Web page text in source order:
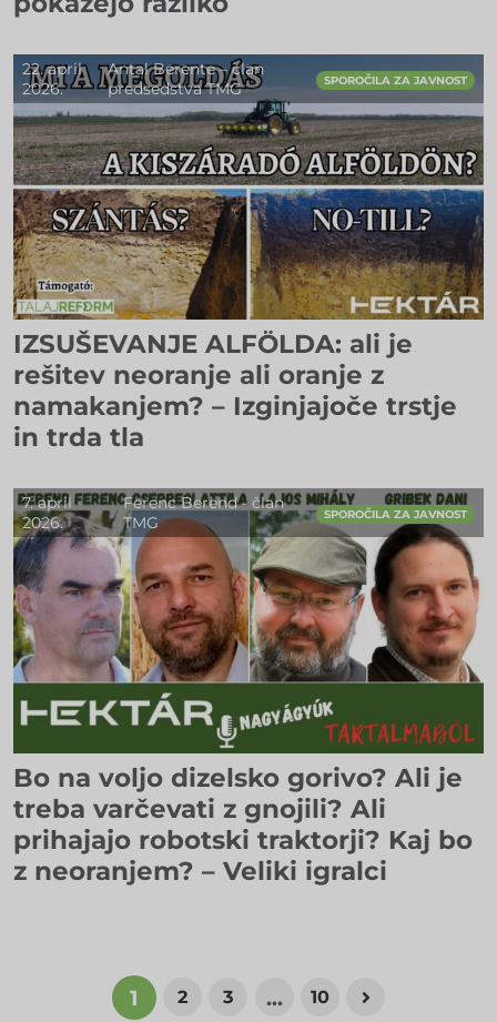
22. april
2026.
Antal Berente – član
predsedstva TMG
SPOROČILA ZA JAVNOST
IZSUŠEVANJE ALFÖLDA: ali je
rešitev neoranje ali oranje z
namakanjem? – Izginjajoče trstje
in trda tla
7. april
2026.
Ferenc Berend - član
TMG
SPOROČILA ZA JAVNOST
Bo na voljo dizelsko gorivo? Ali je
treba varčevati z gnojili? Ali
prihajajo robotski traktorji? Kaj bo
z neoranjem? – Veliki igralci
1 2 3 ... 10